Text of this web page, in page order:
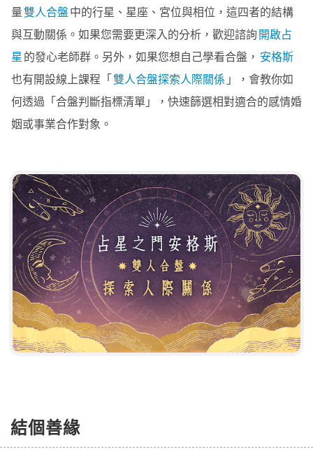
量雙人合盤中的行星、星座、宮位與相位，這四者的結構
與互動關係。如果您需要更深入的分析，歡迎諮詢開啟占
星 的發心老師群。另外，如果您想自己學看合盤， 安格斯
也有開設線上課程「雙人合盤探索人際關係 」，會教你如
何透過「合盤判斷指標清單」，快速篩選相對適合的感情婚
姻或事業合作對象。
結個善緣